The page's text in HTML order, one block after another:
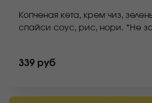
Копченая кета, крем чиз,
спайси соус, рис, нори. *Не
стоимость заказа. *Внешний
отличаться от фото на сайте.
339 руб